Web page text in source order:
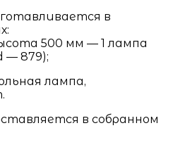
в
500 мм — 1 лампа
— 879);
лампа,
в собранном